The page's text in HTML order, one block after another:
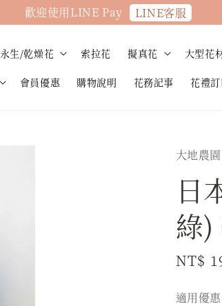
歡迎使用LINE Pay LINE客服
永生/乾燥花 索拉花 擬真花 大型花
會員優惠 購物說明 花務記事 花禮
大地農園
日
綠)
NT$
適用優惠